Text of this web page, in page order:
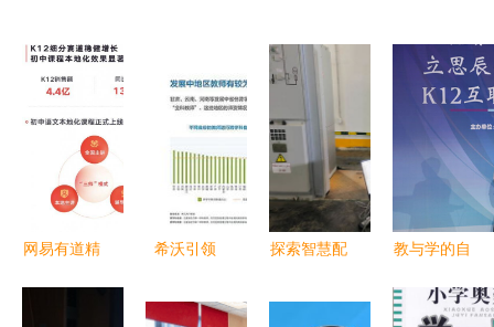
网易有道精
希沃引领
革 数字设
探索智慧配
教与学的自
思辰敏特移